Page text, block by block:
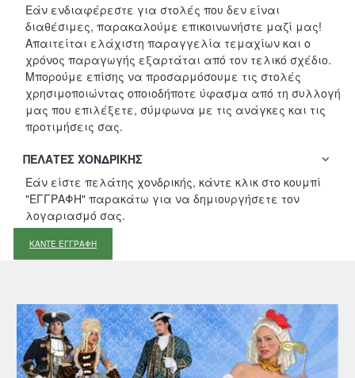
Εάν ενδιαφέρεστε για στολές που δεν είναι
διαθέσιμες, παρακαλούμε επικοινωνήστε μαζί μας!
Απαιτείται ελάχιστη παραγγελία τεμαχίων και ο
χρόνος παραγωγής εξαρτάται από τον τελικό σχέδιο.
Μπορούμε επίσης να προσαρμόσουμε τις στολές
χρησιμοποιώντας οποιοδήποτε ύφασμα από τη συλλογή
μας που επιλέξετε, σύμφωνα με τις ανάγκες και τις
προτιμήσεις σας.
ΠΕΛΆΤΕΣ ΧΟΝΔΡΙΚΉΣ
Εάν είστε πελάτης χονδρικής, κάντε κλικ στο κουμπί
"ΕΓΓΡΑΦΗ" παρακάτω για να δημιουργήσετε τον
λογαριασμό σας.
ΚΑΝΤΕ ΕΓΓΡΑΦΗ